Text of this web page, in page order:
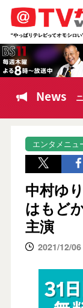
News
エンタメニュ
中村ゆ
はもど
主演
2021/12/06